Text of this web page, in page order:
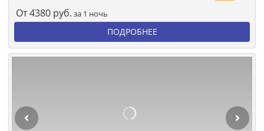
От4380 руб. за 1 ночь
ПОДРОБНЕЕ